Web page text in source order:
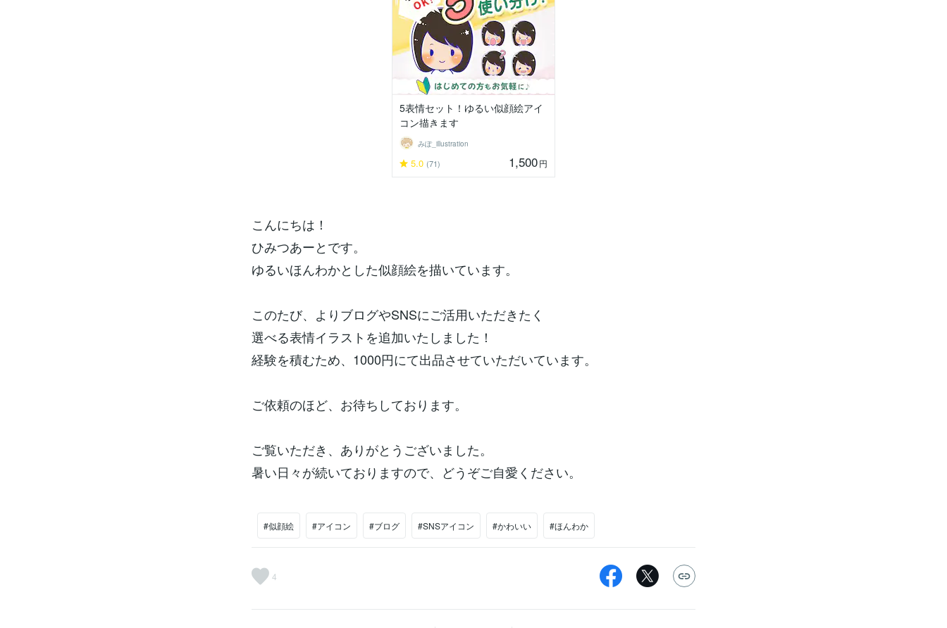
5表情セット！ゆるい似顔絵アイ
コン描きます
みぽ_illustration
5.0 (71) 1,500円
こんにちは！
ひみつあーとです。
ゆるいほんわかとした似顔絵を描いています。
このたび、よりブログやSNSにご活用いただきたく
選べる表情イラストを追加いたしました！
経験を積むため、1000円にて出品させていただいています。
ご依頼のほど、お待ちしております。
ご覧いただき、ありがとうございました。
暑い日々が続いておりますので、どうぞご自愛ください。
#似顔絵 #アイコン #ブログ #SNSアイコン #かわいい #ほんわか
4